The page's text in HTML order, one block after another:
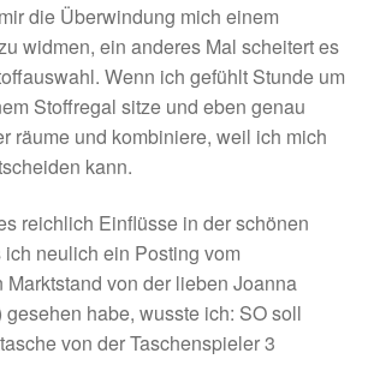
die Überwindung mich einem
widmen, ein anderes Mal scheitert es
Wenn ich gefühlt Stunde um
Stoffregal sitze und eben genau
räume und kombiniere, weil ich mich
kann.
reichlich Einflüsse in der schönen
neulich ein Posting vom
von der lieben Joanna
gesehen habe, wusste ich: SO soll
von der Taschenspieler 3